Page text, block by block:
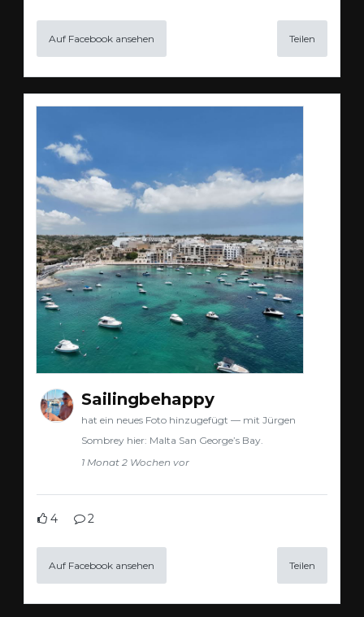
Auf Facebook ansehen Teilen
Sailingbehappy
hat ein neues Foto hinzugefügt — mit Jürgen
Sombrey hier: Malta San George’s Bay.
1 Monat 2 Wochen vor
4 2
Auf Facebook ansehen Teilen